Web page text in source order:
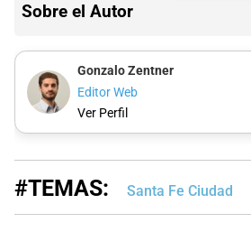
Sobre el Autor
Gonzalo Zentner
Editor Web
Ver Perfil
#TEMAS: Santa Fe Ciudad